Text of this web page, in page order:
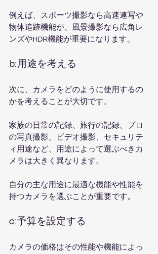
例えば、スポーツ撮影なら高速連写や
物体追跡機能が、風景撮影なら広角レ
ンズやHDR機能が重要になります。
b:用途を考える
次に、カメラをどのように使用するの
かを考えることが大切です。
家族の日常の記録、旅行の記録、プロ
の写真撮影、ビデオ撮影、セキュリテ
ィ用途など、用途によって選ぶべきカ
メラは大きく異なります。
自分の主な用途に最適な機能や性能を
持つカメラを選ぶことが重要です。
c:予算を設定する
カメラの価格はその性能や機能によっ